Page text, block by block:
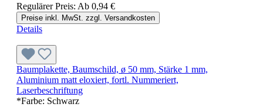
Regulärer Preis: Ab 0,94 €
Preise inkl. MwSt. zzgl. Versandkosten
Details
Baumplakette, Baumschild, ø 50 mm, Stärke 1 mm,
Aluminium matt eloxiert, fortl. Nummeriert,
Laserbeschriftung
*Farbe: Schwarz